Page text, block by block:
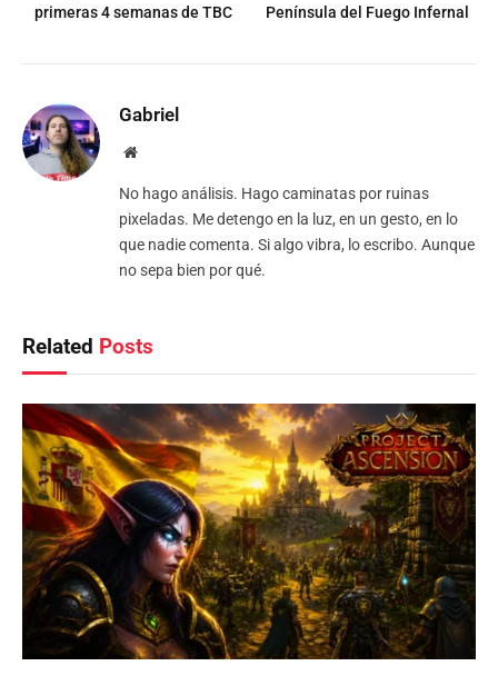
primeras 4 semanas de TBC
Península del Fuego Infernal
Gabriel
Website
No hago análisis. Hago caminatas por ruinas
pixeladas. Me detengo en la luz, en un gesto, en lo
que nadie comenta. Si algo vibra, lo escribo. Aunque
no sepa bien por qué.
Related Posts